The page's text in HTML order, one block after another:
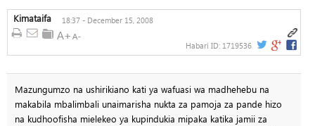
Kimataifa 18:37 - December 15, 2008
Habari ID: 1719536
Mazungumzo na ushirikiano kati ya wafuasi wa madhehebu na
makabila mbalimbali unaimarisha nukta za pamoja za pande hizo
na kudhoofisha mielekeo ya kupindukia mipaka katika jamii za